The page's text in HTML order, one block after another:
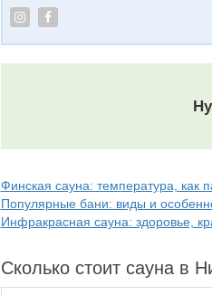
Финская сауна: температура, как
Популярные бани: виды и
Инфракрасная сауна: здоровье,
Сколько стоит сауна в